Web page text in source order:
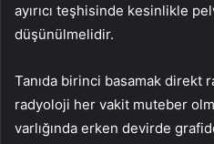
ayırıcı teşhisinde kesinlikle
düşünülmelidir.
Tanıda birinci basamak direkt
radyoloji her vakit muteber
varlığında erken devirde